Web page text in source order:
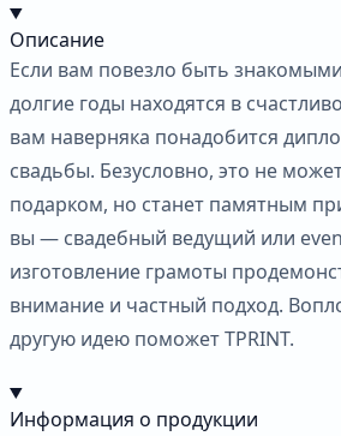
Описание
Если вам повезло быть
долгие годы находятся в
вам наверняка понадобится
свадьбы. Безусловно, это не
подарком, но станет памятным
вы — свадебный ведущий или
изготовление грамоты
внимание и частный подход.
другую идею поможет TPRINT.
Информация о продукции